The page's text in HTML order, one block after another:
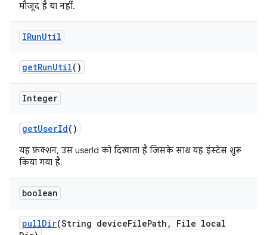
मौजूद है या नहीं.
IRunUtil
getRunUtil()
Integer
getUserId()
यह फ़ंक्शन, उस userId को दिखाता है जिसके साथ यह इंस्टेंस शुरू
किया गया है.
boolean
pullDir(String deviceFilePath ,
File local